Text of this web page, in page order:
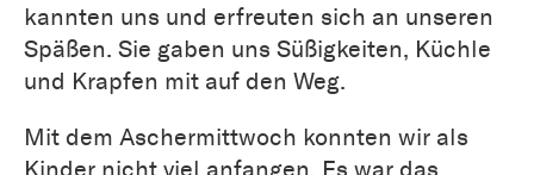
kannten uns und erfreuten sich an unseren
Späßen. Sie gaben uns Süßigkeiten, Küchle
und Krapfen mit auf den Weg.
Mit dem Aschermittwoch konnten wir als
Kinder nicht viel anfangen. Es war das